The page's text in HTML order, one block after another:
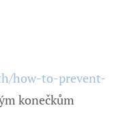
how-to-prevent-
konečkům